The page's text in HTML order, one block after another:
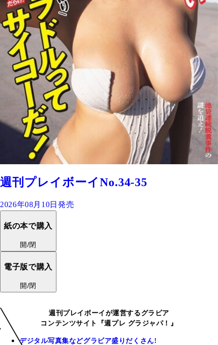
週刊プレイボーイNo.34-35
2026年08月10日発売
紙の本で購入
開/閉
電子版で購入
開/閉
週刊プレイボーイが運営するグラビア
コンテンツサイト『週プレ グラジャパ！』
デジタル写真集などグラビア盛りだくさん!